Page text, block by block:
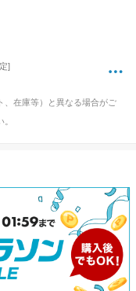
]
在庫等）と異なる場合がご